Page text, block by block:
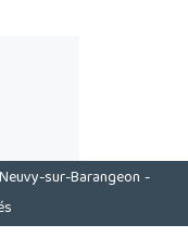
sur-Barangeon -